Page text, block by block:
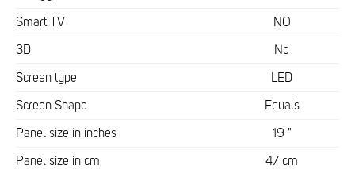
Smart TV NO
3D No
Screen type LED
Screen Shape Equals
Panel size in inches 19 "
Panel size in cm 47 cm